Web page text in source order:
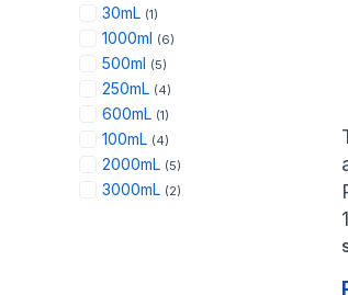
30mL 1item
1000ml 6items
500ml 5items
250mL 4items
600mL 1item
100mL 4items
2000mL 5items
3000mL 2items